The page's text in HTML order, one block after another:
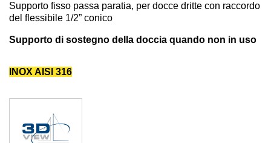
Supporto fisso passa paratia, per docce dritte con raccordo
del flessibile 1/2” conico
Supporto di sostegno della doccia quando non in uso
INOX AISI 316